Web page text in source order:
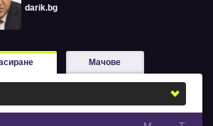
darik.bg
Мачове